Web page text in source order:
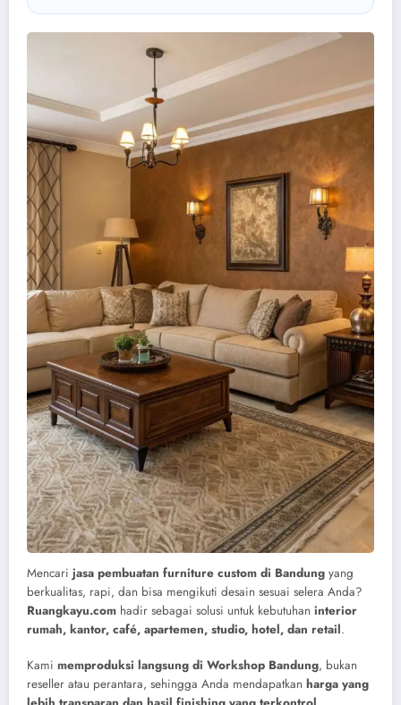
Mencari jasa pembuatan furniture custom di Bandung yang
berkualitas, rapi, dan bisa mengikuti desain sesuai selera Anda?
Ruangkayu.com hadir sebagai solusi untuk kebutuhan interior
rumah, kantor, café, apartemen, studio, hotel, dan retail.
Kami memproduksi langsung di Workshop Bandung, bukan
reseller atau perantara, sehingga Anda mendapatkan harga yang